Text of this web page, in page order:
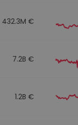
432.3M €
7.2B €
1.2B €